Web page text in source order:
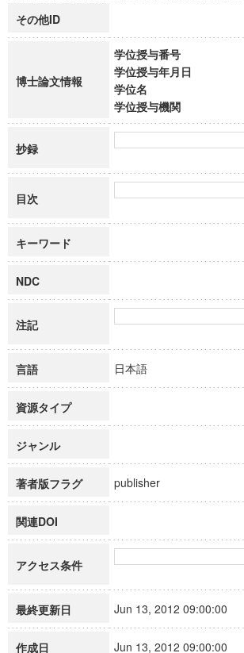
その他ID
博士論文情報
学位授与番号
学位授与年月日
学位名
学位授与機関
抄録
目次
キーワード
NDC
注記
言語 日本語
資源タイプ
ジャンル
著者版フラグ publisher
関連DOI
アクセス条件
最終更新日 Jun 13, 2012 09:00:00
作成日 Jun 13, 2012 09:00:00